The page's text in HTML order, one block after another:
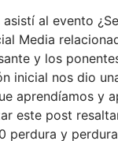
al evento
Media
y los
inicial nos dio
aprendíamos y
este post
perdura y